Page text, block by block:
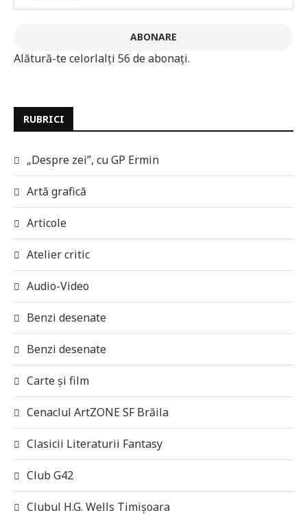
ABONARE
Alătură-te celorlalți 56 de abonați.
RUBRICI
„Despre zei”, cu GP Ermin
Artă grafică
Articole
Atelier critic
Audio-Video
Benzi desenate
Benzi desenate
Carte și film
Cenaclul ArtZONE SF Brăila
Clasicii Literaturii Fantasy
Club G42
Clubul H.G. Wells Timișoara